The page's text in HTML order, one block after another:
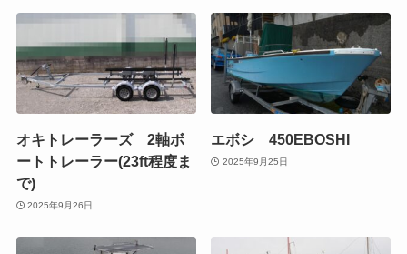
オキトレーラーズ 2軸ボ
ートトレーラー(23ft程度ま
で)
2025年9月26日
エボシ 450EBOSHI
2025年9月25日